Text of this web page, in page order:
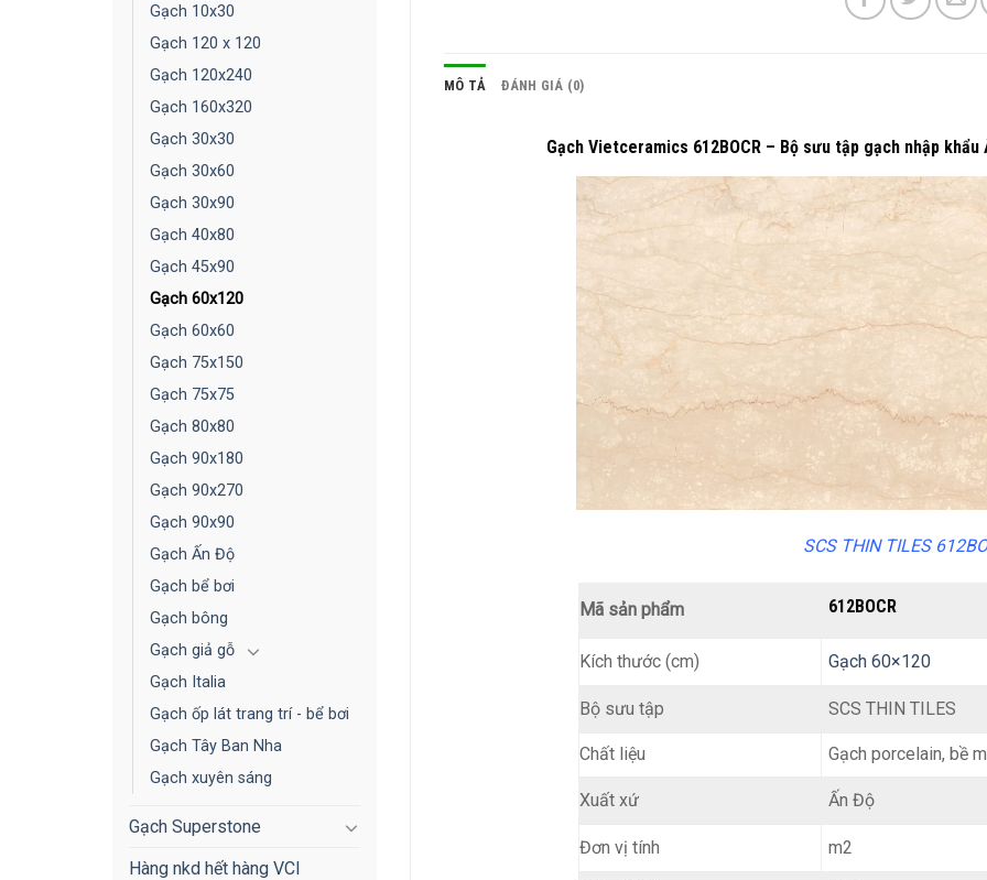
Gạch 10x30
Gạch 120 x 120
Gạch 120x240
Gạch 160x320
Gạch 30x30
Gạch 30x60
Gạch 30x90
Gạch 40x80
Gạch 45x90
Gạch 60x120
Gạch 60x60
Gạch 75x150
Gạch 75x75
Gạch 80x80
Gạch 90x180
Gạch 90x270
Gạch 90x90
Gạch Ấn Độ
Gạch bể bơi
Gạch bông
Gạch giả gỗ
Gạch Italia
Gạch ốp lát trang trí - bể bơi
Gạch Tây Ban Nha
Gạch xuyên sáng
Gạch Superstone
Hàng nkd hết hàng VCI
MÔ TẢ ĐÁNH GIÁ (0)
Gạch Vietceramics 612BOCR – Bộ sưu tập gạch nhập
SCS THIN TILES
Mã sản phẩm 612BOCR
Kích thước (cm) Gạch 60×120
Bộ sưu tập SCS THIN TILES
Chất liệu Gạch porcelain, bề
Xuất xứ Ấn Độ
Đơn vị tính m2